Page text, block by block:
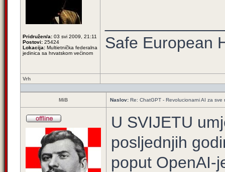
Pridružen/a: 03 svi 2009, 21:11
Postovi: 25424
Lokacija: Multietnička federalna
jedinica sa hrvatskom većinom
Safe European
Vrh
MiB Naslov: Re: ChatGPT - Revolucionarni AI za sve
U SVIJETU
posljednjih
poput OpenAI-